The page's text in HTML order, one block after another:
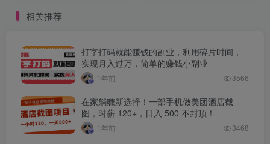
相关推荐
打字打码就能赚钱的副业，利用碎片时间，
实现月入过万，简单的赚钱小副业
1年前 3566
在家躺赚新选择！一部手机做美团酒店截
图，时薪 120+，日入 500 不封顶！
1年前 3468